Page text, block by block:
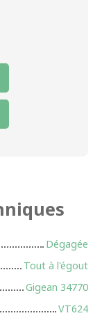
Dégagée
Tout à l'égout
Gigean 34770
VT624